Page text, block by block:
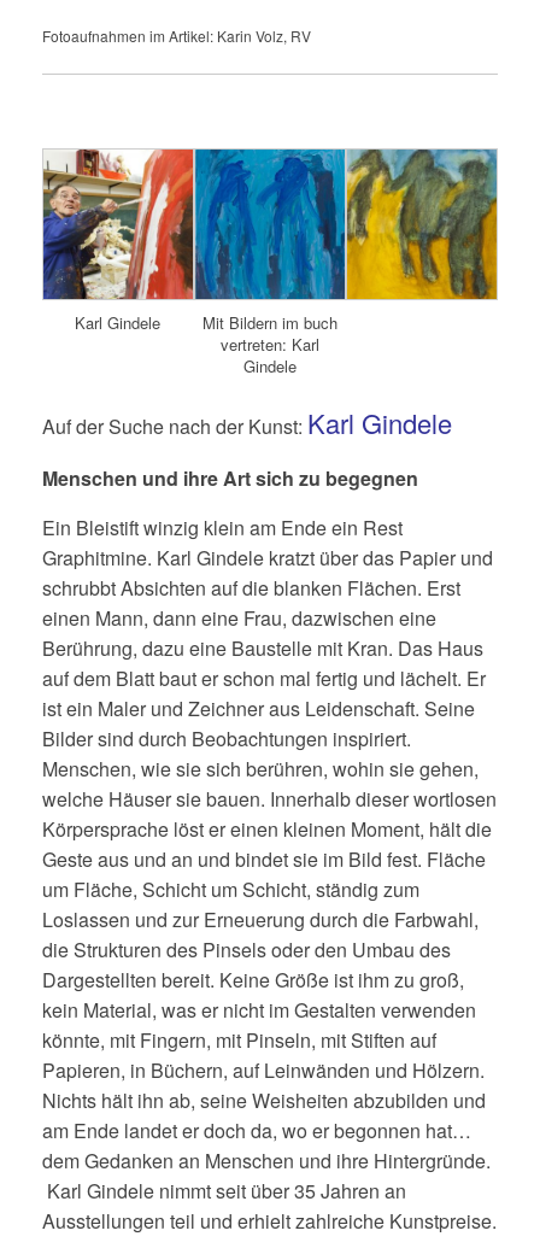
Fotoaufnahmen im Artikel: Karin Volz, RV
Karl Gindele
Mit Bildern im buch
vertreten: Karl
Gindele
Auf der Suche nach der Kunst: Karl Gindele
Menschen und ihre Art sich zu begegnen
Ein Bleistift winzig klein am Ende ein Rest
Graphitmine. Karl Gindele kratzt über das Papier und
schrubbt Absichten auf die blanken Flächen. Erst
einen Mann, dann eine Frau, dazwischen eine
Berührung, dazu eine Baustelle mit Kran. Das Haus
auf dem Blatt baut er schon mal fertig und lächelt. Er
ist ein Maler und Zeichner aus Leidenschaft. Seine
Bilder sind durch Beobachtungen inspiriert.
Menschen, wie sie sich berühren, wohin sie gehen,
welche Häuser sie bauen. Innerhalb dieser wortlosen
Körpersprache löst er einen kleinen Moment, hält die
Geste aus und an und bindet sie im Bild fest. Fläche
um Fläche, Schicht um Schicht, ständig zum
Loslassen und zur Erneuerung durch die Farbwahl,
die Strukturen des Pinsels oder den Umbau des
Dargestellten bereit. Keine Größe ist ihm zu groß,
kein Material, was er nicht im Gestalten verwenden
könnte, mit Fingern, mit Pinseln, mit Stiften auf
Papieren, in Büchern, auf Leinwänden und Hölzern.
Nichts hält ihn ab, seine Weisheiten abzubilden und
am Ende landet er doch da, wo er begonnen hat…
dem Gedanken an Menschen und ihre Hintergründe.
Karl Gindele nimmt seit über 35 Jahren an
Ausstellungen teil und erhielt zahlreiche Kunstpreise.